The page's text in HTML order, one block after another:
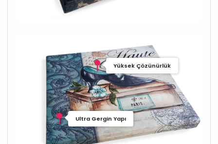
Yüksek Çözünürlük
Ultra Gergin Yapı